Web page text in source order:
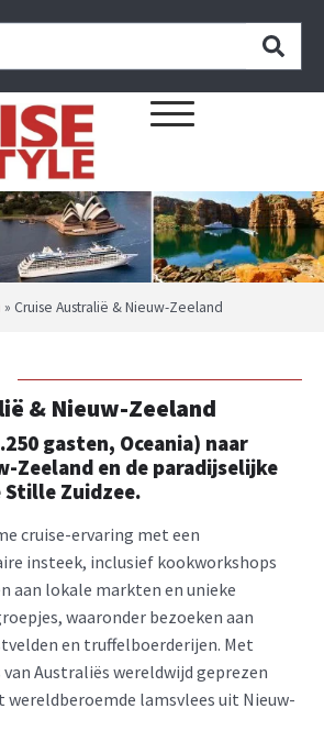
» Cruise Australië & Nieuw-Zeeland
& Nieuw-Zeeland
gasten, Oceania) naar
Zeeland en de paradijselijke
Stille Zuidzee.
cruise-ervaring met een
insteek, inclusief kookworkshops
aan lokale markten en unieke
waaronder bezoeken aan
en truffelboerderijen. Met
Australiës wereldwijd geprezen
lamsvlees uit Nieuw-